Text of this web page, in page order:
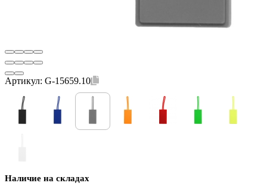
Артикул: G-15659.10
Наличие на складах